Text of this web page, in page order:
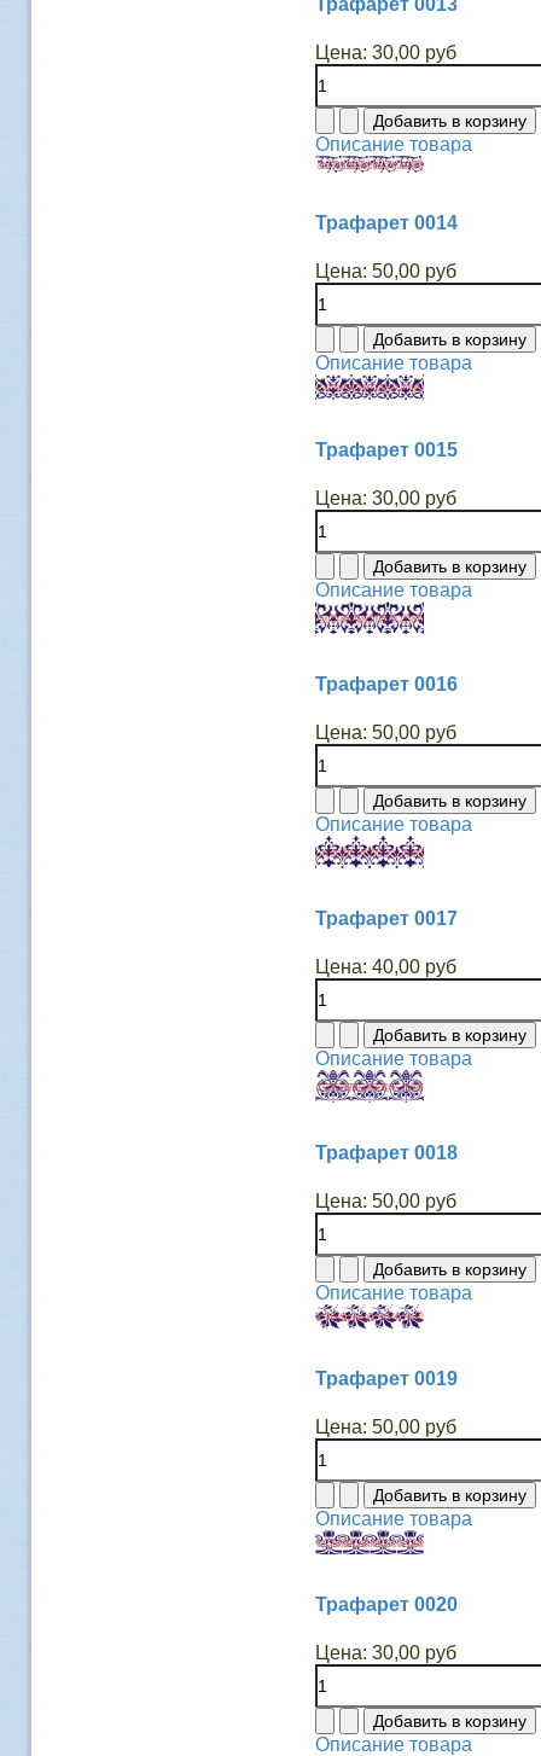
Трафарет 0013
Цена: 30,00 руб
Описание товара
Трафарет 0014
Цена: 50,00 руб
Описание товара
Трафарет 0015
Цена: 30,00 руб
Описание товара
Трафарет 0016
Цена: 50,00 руб
Описание товара
Трафарет 0017
Цена: 40,00 руб
Описание товара
Трафарет 0018
Цена: 50,00 руб
Описание товара
Трафарет 0019
Цена: 50,00 руб
Описание товара
Трафарет 0020
Цена: 30,00 руб
Описание товара